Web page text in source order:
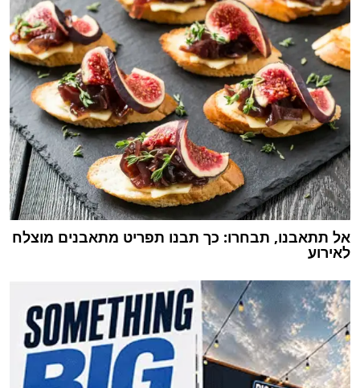
אל תתאבנו, תבחרו: כך תבנו תפריט מתאבנים מוצלח
לאירוע